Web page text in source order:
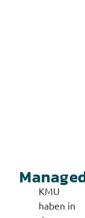
KMU
haben in